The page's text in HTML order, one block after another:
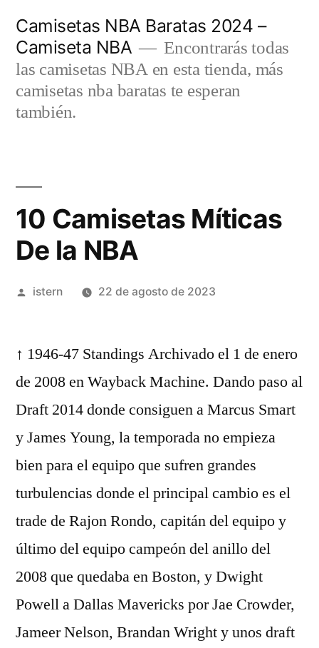
contenido
Camisetas NBA Baratas 2024 –
Camiseta NBA
Encontrarás todas
las camisetas NBA en esta tienda, más
camisetas nba baratas te esperan
también.
10 Camisetas Míticas
De la NBA
Publicado
istern 22 de agosto de 2023
↑ 1946-47 Standings Archivado el 1 de enero
de 2008 en Wayback Machine. Dando paso al
Draft 2014 donde consiguen a Marcus Smart
y James Young, la temporada no empieza
bien para el equipo que sufren grandes
turbulencias donde el principal cambio es el
trade de Rajon Rondo, capitán del equipo y
último del equipo campeón del anillo del
2008 que quedaba en Boston, y Dwight
Powell a Dallas Mavericks por Jae Crowder,
Jameer Nelson, Brandan Wright y unos draft